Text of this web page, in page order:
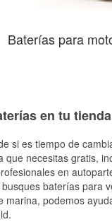
Baterías para
en tu
si es tiempo de
que necesitas gratis,
en
baterías para
marina, podemos